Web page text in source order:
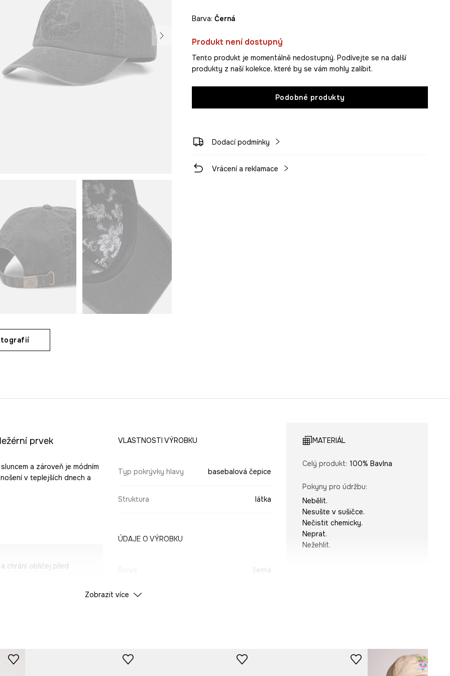
Barva: černá
Produkt není dostupný
Tento produkt je momentálně nedostupný. Podívejte se na další
produkty z naší kolekce, které by se vám mohly zalíbit.
Podobné produkty
Dodací podmínky
Vrácení a reklamace
prvek
a zároveň je módním
v teplejších dnech a
chrání obličej před
obvodu
VLASTNOSTI VÝROBKU
Typ pokrývky hlavy basebalová čepice
Struktura látka
ÚDAJE O VÝROBKU
černá
ID produktu
MATERIÁL
Celý produkt: 100% Bavlna
Pokyny pro údržbu:
Nebělit.
Nesušte v sušičce.
Nečistit chemicky.
Neprat.
Nežehlit.
Zobrazit více